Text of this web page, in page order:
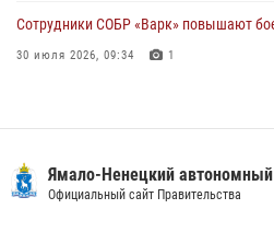
Сотрудники СОБР «Варк» повышают
30 июля 2026, 09:34 1
18 июля 2026, 09:36 3
«Росгвардия. Вехи истории»: войска
стратегических объектов поверженной
Ямало-Ненецкий автономный
Официальный сайт Правительства